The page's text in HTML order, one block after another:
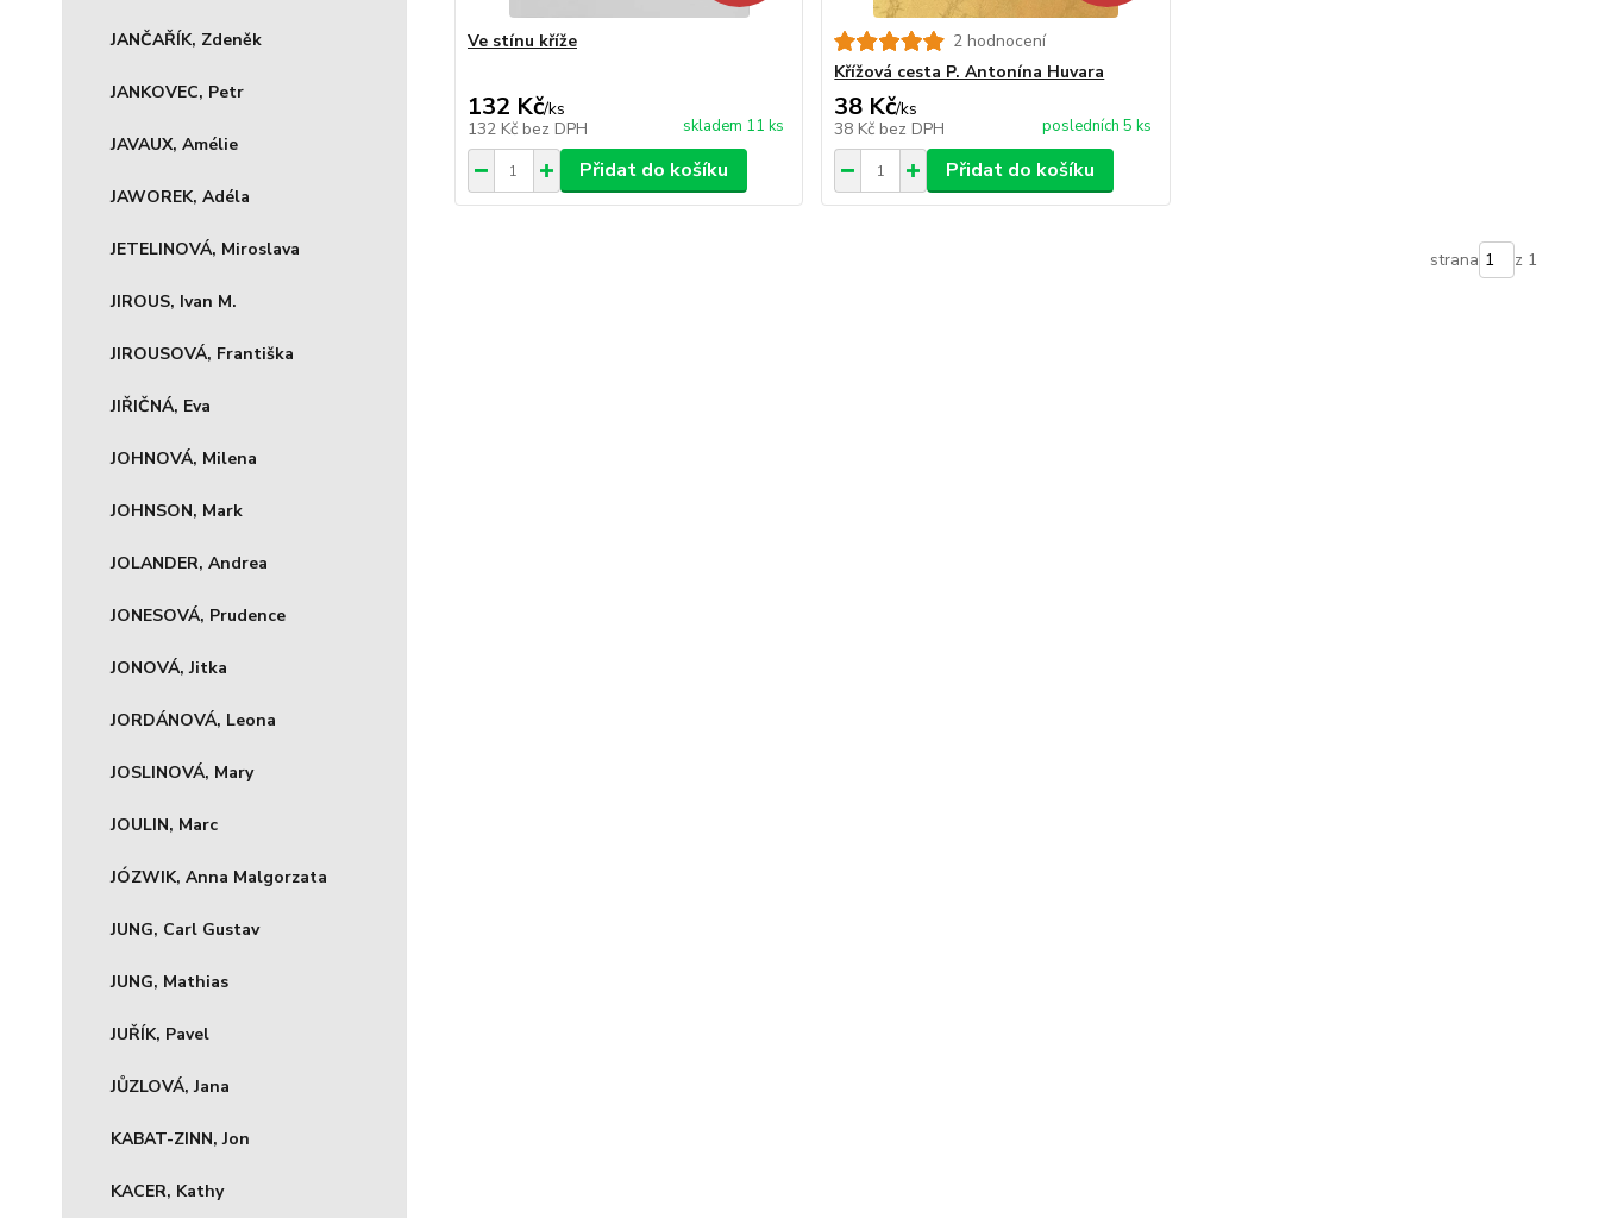
JANČAŘÍK, Zdeněk
JANKOVEC, Petr
JAVAUX, Amélie
JAWOREK, Adéla
JETELINOVÁ, Miroslava
JIROUS, Ivan M.
JIROUSOVÁ, Františka
JIŘIČNÁ, Eva
JOHNOVÁ, Milena
JOHNSON, Mark
JOLANDER, Andrea
JONESOVÁ, Prudence
JONOVÁ, Jitka
JORDÁNOVÁ, Leona
JOSLINOVÁ, Mary
JOULIN, Marc
JÓZWIK, Anna Malgorzata
JUNG, Carl Gustav
JUNG, Mathias
JUŘÍK, Pavel
JŮZLOVÁ, Jana
KABAT-ZINN, Jon
KACER, Kathy
Ve stínu kříže
132 Kč/ks
132 Kč bez DPH skladem 11 ks
Přidat do košíku
2 hodnocení
Křížová cesta P. Antonína Huvara
38 Kč/ks
38 Kč bez DPH posledních 5 ks
Přidat do košíku
strana z 1